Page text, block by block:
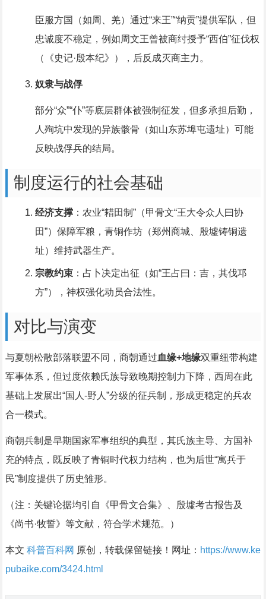
臣服方国（如周、羌）通过“来王”“纳贡”提供军队，但
忠诚度不稳定，例如周文王曾被商纣授予“西伯”征伐权
（《史记·殷本纪》），后反成灭商主力。
奴隶与战俘
部分“众”“仆”等底层群体被强制征发，但多承担后勤，
人殉坑中发现的异族骸骨（如山东苏埠屯遗址）可能
反映战俘兵的结局。
制度运行的社会基础
经济支撑：农业“耤田制”（甲骨文“王大令众人曰协
田”）保障军粮，青铜作坊（郑州商城、殷墟铸铜遗
址）维持武器生产。
宗教约束：占卜决定出征（如“王占曰：吉，其伐邛
方”），神权强化动员合法性。
对比与演变
与夏朝松散部落联盟不同，商朝通过血缘+地缘双重纽带构建
军事体系，但过度依赖氏族导致晚期控制力下降，西周在此
基础上发展出“国人-野人”分级的征兵制，形成更稳定的兵农
合一模式。
商朝兵制是早期国家军事组织的典型，其氏族主导、方国补
充的特点，既反映了青铜时代权力结构，也为后世“寓兵于
民”制度提供了历史雏形。
（注：关键论据均引自《甲骨文合集》、殷墟考古报告及
《尚书·牧誓》等文献，符合学术规范。）
本文 科普百科网 原创，转载保留链接！网址： https://www.ke
pubaike.com/3424.html